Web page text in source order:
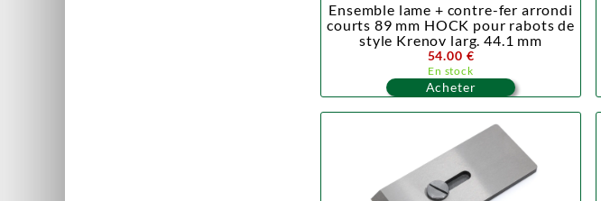
Ensemble lame + contre-fer arrondi
courts 89 mm HOCK pour rabots de
style Krenov larg. 44.1 mm
54.00 €
En stock
Acheter